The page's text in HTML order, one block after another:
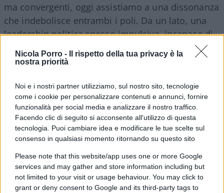
Nicola Porro -
Il rispetto della tua privacy è la
nostra priorità
Noi e i nostri partner utilizziamo, sul nostro sito, tecnologie
come i cookie per personalizzare contenuti e annunci, fornire
funzionalità per social media e analizzare il nostro traffico.
Facendo clic di seguito si acconsente all'utilizzo di questa
tecnologia. Puoi cambiare idea e modificare le tue scelte sul
consenso in qualsiasi momento ritornando su questo sito
Please note that this website/app uses one or more Google
services and may gather and store information including but
not limited to your visit or usage behaviour. You may click to
grant or deny consent to Google and its third-party tags to
ma convergenti, oggi assistiamo a una dissonanza
che indebolisce entrambi i poli. Da un lato, una
leadership politica spesso impulsiva, incapace di
articolare una strategia che non sia meramente
reattiva; dall’altro, una voce spirituale che, pur
ascolto in un contesto dominato
dall’immediatezza e dalla polarizzazione.
A questo si aggiunge la fragilità strutturale
dell’Europa.L’Unione Europea appare sempre
più come un attore incompiuto:forte sul piano
normativo e burocratico, ma debole su quello